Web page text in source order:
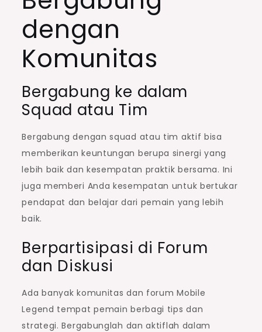
dengan
Komunitas
Bergabung ke dalam
Squad atau Tim
Bergabung dengan squad atau tim aktif bisa
memberikan keuntungan berupa sinergi yang
lebih baik dan kesempatan praktik bersama. Ini
juga memberi Anda kesempatan untuk bertukar
pendapat dan belajar dari pemain yang lebih
baik.
Berpartisipasi di Forum
dan Diskusi
Ada banyak komunitas dan forum Mobile
Legend tempat pemain berbagi tips dan
strategi. Bergabunglah dan aktiflah dalam